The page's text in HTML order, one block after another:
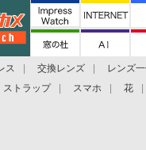
ス 交換レンズ レンズ
ストラップ スマホ 花